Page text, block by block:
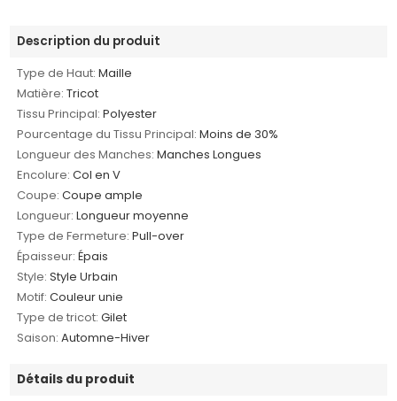
Description du produit
Type de Haut: Maille
Matière: Tricot
Tissu Principal: Polyester
Pourcentage du Tissu Principal: Moins de 30%
Longueur des Manches: Manches Longues
Encolure: Col en V
Coupe: Coupe ample
Longueur: Longueur moyenne
Type de Fermeture: Pull-over
Épaisseur: Épais
Style: Style Urbain
Motif: Couleur unie
Type de tricot: Gilet
Saison: Automne-Hiver
Détails du produit